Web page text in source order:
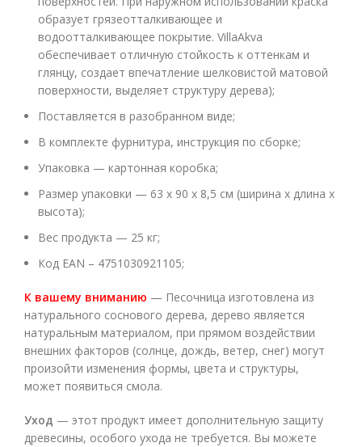
образует грязеотталкивающее и
водоотталкивающее покрытие. VillaAkva
обеспечивает отличную стойкость к оттенкам и
глянцу, создает впечатление шелковистой матовой
поверхности, выделяет структуру дерева);
Поставляется в разобранном виде;
В комплекте фурнитура, инструкция по сборке;
Упаковка — картонная коробка;
Размер упаковки — 63 х 90 х 8,5 см (ширина х длина х
высота);
Вес продукта — 25 кг;
Код EAN – 4751030921105;
К вашему вниманию — Песочница изготовлена ​​из
натурального соснового дерева, дерево является
натуральным материалом, при прямом воздействии
внешних факторов (солнце, дождь, ветер, снег) могут
произойти изменения формы, цвета и структуры,
может появиться смола.
Уход — этот продукт имеет дополнительную защиту
древесины, особого ухода не требуется. Вы можете